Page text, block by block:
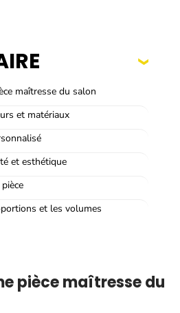
maîtresse du salon
et matériaux
et esthétique
et les volumes
pièce maîtresse du